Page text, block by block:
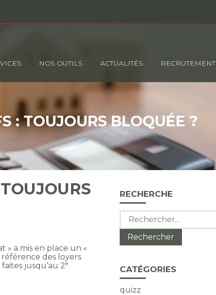
NOS OUTILS ACTUALITÉS RECRUTEMENT
: TOUJOURS BLOQUÉE ?
» a mis en place un «
des loyers
jusqu’au 2e
Blog
sidebar
RECHERCHE
Rechercher :
CATÉGORIES
quizz